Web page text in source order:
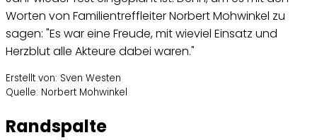
Worten von Familientreffleiter Norbert Mohwinkel zu
sagen: "Es war eine Freude, mit wieviel Einsatz und
Herzblut alle Akteure dabei waren."
Erstellt von: Sven Westen
Quelle: Norbert Mohwinkel
Randspalte